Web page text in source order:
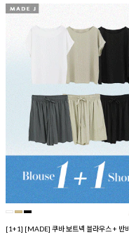
[1+1] [MADE] 쿠바 보트넥 블라우스 + 반